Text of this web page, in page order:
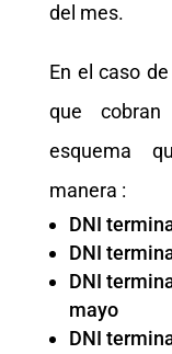
del mes.
En el caso
que
esquema
manera :
DNI
DNI
DNI
mayo
DNI